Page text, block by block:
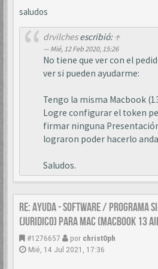
saludos
drvilchesescribió: ↑
Mié, 12 Feb 2020, 15:26
No tiene que ver con el
ver si pueden ayudarme:
Tengo la misma Macbook
Logre configurar el token
firmar ninguna
lograron poder hacerlo
Saludos.
Re: AYUDA - SOFTWARE / PROGRAMA
(JURIDICO) PARA MAC (MACBOOK 13
#1276657 por christ0ph
Mié, 14 Jul 2021, 17:36